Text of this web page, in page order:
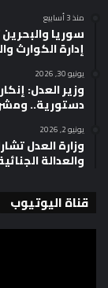
منذ 3 أسابيع
سوريا
إدارة الكوارث
يونيو 30, 2026
وزير العدل:
دستورية..
يونيو 2, 2026
والعدالة
قناة اليوتيوب